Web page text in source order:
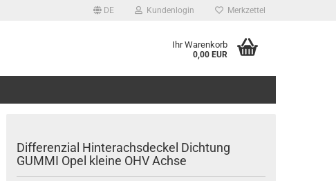
DE Kundenlogin Merkzettel
Ihr Warenkorb
0,00 EUR
Differenzial Hinterachsdeckel Dichtung
GUMMI Opel kleine OHV Achse